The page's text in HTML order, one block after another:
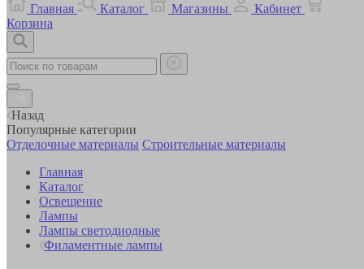
Главная
Каталог Магазины
Кабинет
Корзина
Назад
Популярные категории
Отделочные материалы Строительные материалы
Главная
Каталог
Освещение
Лампы
Лампы светодиодные
Филаментные лампы